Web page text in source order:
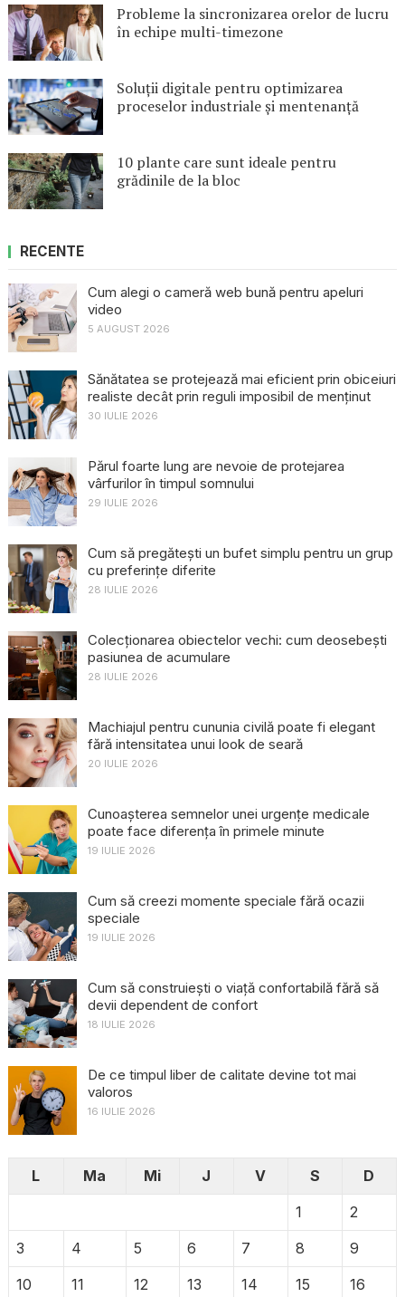
Probleme la sincronizarea orelor de lucru
în echipe multi-timezone
Soluții digitale pentru optimizarea
proceselor industriale și mentenanță
10 plante care sunt ideale pentru
grădinile de la bloc
RECENTE
Cum alegi o cameră web bună pentru apeluri
video
5 AUGUST 2026
Sănătatea se protejează mai eficient prin obiceiuri
realiste decât prin reguli imposibil de menținut
30 IULIE 2026
Părul foarte lung are nevoie de protejarea
vârfurilor în timpul somnului
29 IULIE 2026
Cum să pregătești un bufet simplu pentru un grup
cu preferințe diferite
28 IULIE 2026
Colecționarea obiectelor vechi: cum deosebești
pasiunea de acumulare
28 IULIE 2026
Machiajul pentru cununia civilă poate fi elegant
fără intensitatea unui look de seară
20 IULIE 2026
Cunoașterea semnelor unei urgențe medicale
poate face diferența în primele minute
19 IULIE 2026
Cum să creezi momente speciale fără ocazii
speciale
19 IULIE 2026
Cum să construiești o viață confortabilă fără să
devii dependent de confort
18 IULIE 2026
De ce timpul liber de calitate devine tot mai
valoros
16 IULIE 2026
L Ma Mi J V S
D
1
2
3
4 5 6 7 8
9
10
11 12 13 14 15 16